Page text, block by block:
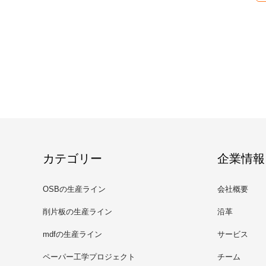
カテゴリー
OSBの生産ライン
削片板の生産ライン
mdfの生産ライン
ペーパー工学プロジェクト
企業情報
会社概要
沿革
サービス
チーム